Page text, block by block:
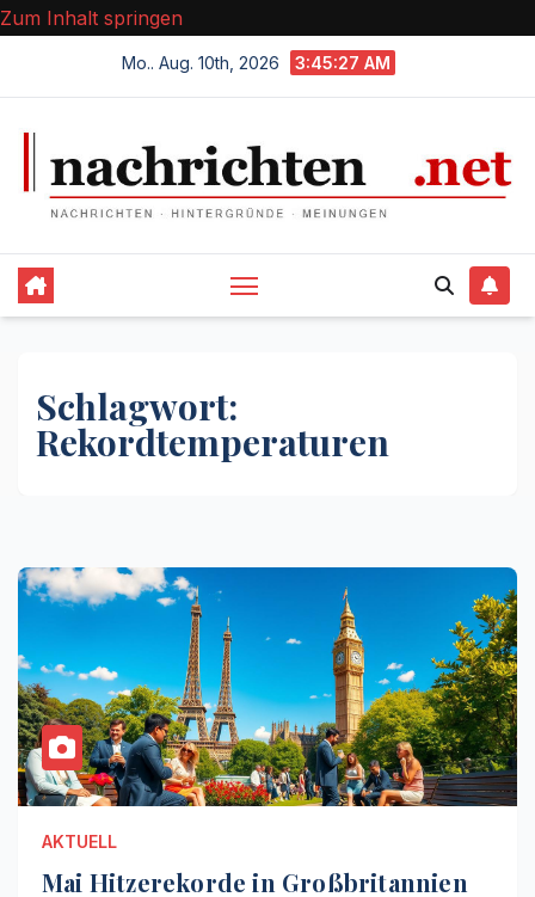
Zum Inhalt springen
Mo.. Aug. 10th, 2026 3:45:27 AM
Schlagwort:
Rekordtemperaturen
AKTUELL
Mai Hitzerekorde in Großbritannien